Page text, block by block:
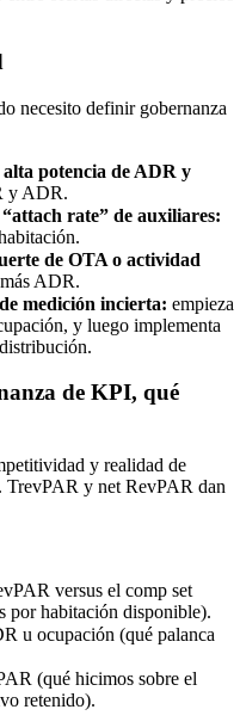
necesito definir gobernanza
potencia de ADR y
y ADR.
rate” de auxiliares:
de OTA o actividad
ADR.
medición incierta: empieza
y luego implementa
de KPI, qué
y realidad de
y net RevPAR dan
versus el comp set
por habitación disponible).
u ocupación (qué palanca
(qué hicimos sobre el
retenido).